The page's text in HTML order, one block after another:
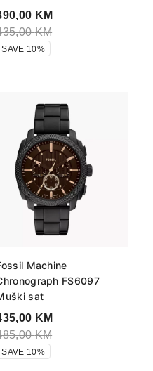
KM
KM
SAVE 10%
Machine
FS6097
sat
KM
KM
SAVE 10%